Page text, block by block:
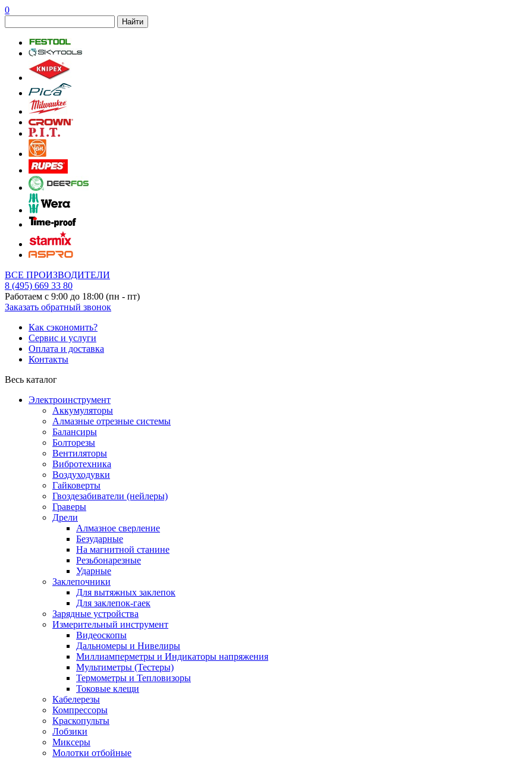
0
Найти
ВСЕ ПРОИЗВОДИТЕЛИ
8 (495) 669 33 80
Работаем с 9:00 до 18:00 (пн - пт)
Заказать обратный звонок
Как сэкономить?
Сервис и услуги
Оплата и доставка
Контакты
Весь каталог
Электроинструмент
Аккумуляторы
Алмазные отрезные системы
Балансиры
Болторезы
Вентиляторы
Вибротехника
Воздуходувки
Гайковерты
Гвоздезабиватели (нейлеры)
Граверы
Дрели
Алмазное сверление
Безударные
На магнитной станине
Резьбонарезные
Ударные
Заклепочники
Для вытяжных заклепок
Для заклепок-гаек
Зарядные устройства
Измерительный инструмент
Видеоскопы
Дальномеры и Нивелиры
Миллиамперметры и Индикаторы напряжения
Мультиметры (Тестеры)
Термометры и Тепловизоры
Токовые клещи
Кабелерезы
Компрессоры
Краскопульты
Лобзики
Миксеры
Молотки отбойные